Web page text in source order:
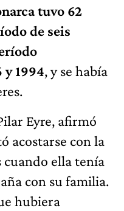
tuvo 62
de seis
y 1994, y se había
Eyre, afirmó
acostarse con la
cuando ella tenía
con su familia.
hubiera